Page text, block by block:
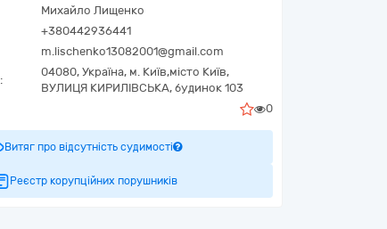
Михайло Лищенко
+380442936441
m.lischenko13082001@gmail.com
04080, Україна, м. Київ,місто Київ,
ВУЛИЦЯ КИРИЛІВСЬКА, будинок 103
0
Витяг про відсутність судимості
Реєстр корупційних порушників